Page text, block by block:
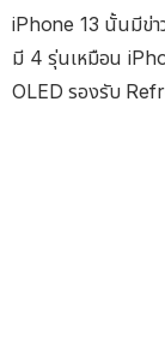
iPhone 13 นั้นมีข่าว
มี 4 รุ่นเหมือน
OLED รองรับ